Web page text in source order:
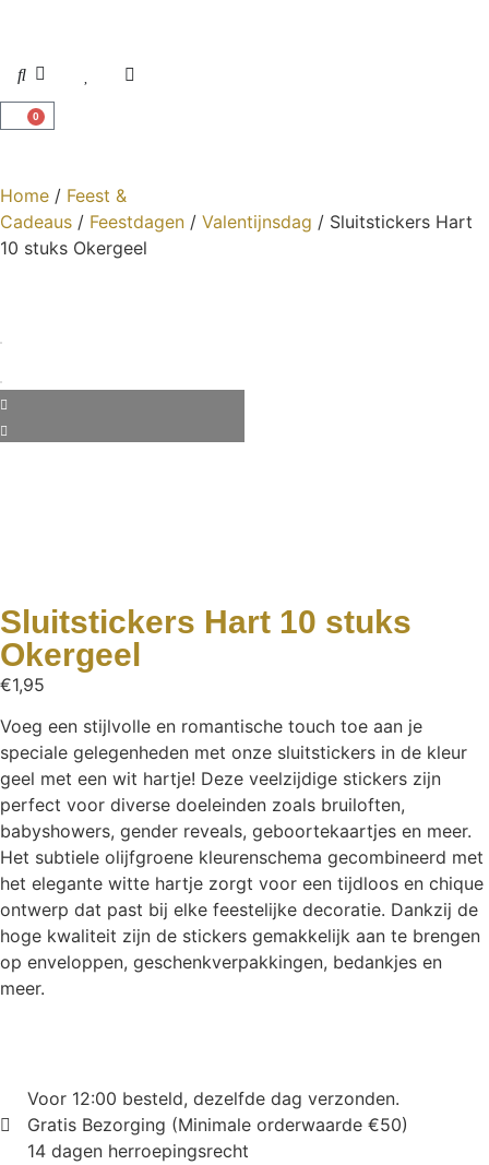
0
Home / Feest &
Cadeaus / Feestdagen / Valentijnsdag / Sluitstickers Hart
10 stuks Okergeel
Sluitstickers Hart 10 stuks
Okergeel
€1,95
Voeg een stijlvolle en romantische touch toe aan je
speciale gelegenheden met onze sluitstickers in de kleur
geel met een wit hartje! Deze veelzijdige stickers zijn
perfect voor diverse doeleinden zoals bruiloften,
babyshowers, gender reveals, geboortekaartjes en meer.
Het subtiele olijfgroene kleurenschema gecombineerd met
het elegante witte hartje zorgt voor een tijdloos en chique
ontwerp dat past bij elke feestelijke decoratie. Dankzij de
hoge kwaliteit zijn de stickers gemakkelijk aan te brengen
op enveloppen, geschenkverpakkingen, bedankjes en
meer.
Voor 12:00 besteld, dezelfde dag verzonden.
Gratis Bezorging (Minimale orderwaarde €50)
14 dagen herroepingsrecht